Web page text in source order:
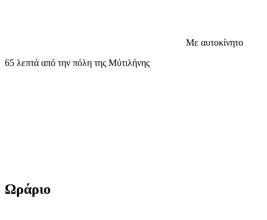
Με αυτοκίνητο
65 λεπτά από την πόλη της Μύτιλήνης
Ωράριο